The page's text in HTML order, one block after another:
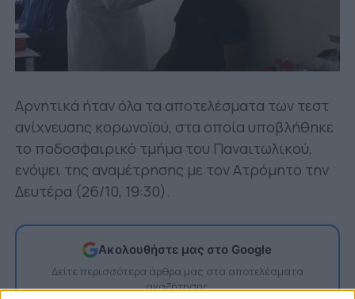
Αρνητικά ήταν όλα τα αποτελέσματα των τεστ
ανίχνευσης κορωνοϊού, στα οποία υποβλήθηκε
το ποδοσφαιρικό τμήμα του Παναιτωλικού,
ενόψει της αναμέτρησης με τον Ατρόμητο την
Δευτέρα (26/10, 19:30).
Ακολουθήστε μας στο Google
Δείτε περισσότερα άρθρα μας στα αποτελέσματα
αναζήτησης